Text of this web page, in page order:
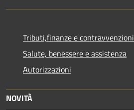
Tributi,finanze e contravvenzioni
Salute, benessere e assistenza
Autorizzazioni
NOVITÀ